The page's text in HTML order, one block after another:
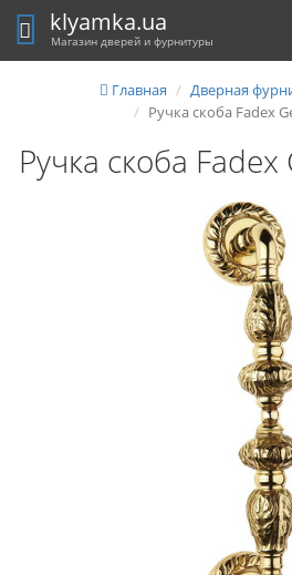
klyamka.ua
Магазин дверей и фурнитуры
Главная Дверная
Ручка скоба Fadex
Ручка скоба